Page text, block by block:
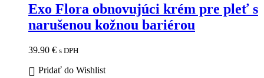
Exo Flora obnovujúci krém pre pleť s
narušenou kožnou bariérou
39.90 € s DPH
Pridať do Wishlist